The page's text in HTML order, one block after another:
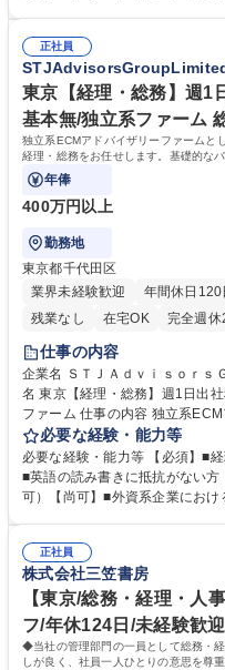
く 進行管理能力や調整力など
す。 ※業務の変更範囲：会社の定める業務※ 募集職
務】未経験歓迎/土日祝休/エンタ
体感しながら、社会貢献性の高
ルーティンワークに留まらず、
など、自らの裁量で組織の仕組
■土日祝休みで、プライベート
す。 学歴・資格 学歴：大学院 大学 高専 短大 専修学校 高校 語学力： 資
格：
正社員
東京【経理・総務】週1
基本無/独立系ファーム
独立系ECMアドバイザリーファームと
経理・総務をお任せします。基礎的な
任担当として広く活躍できる環境です。
年俸
400万円以上
勤務地
東京都千代田区
業界未経験歓迎
年間休日120
残業なし
在宅OK 完全週休
仕事の内容
企業名 ＳＴＪＡｄｖｉｓｏｒｓＧ
名 東京【経理・総務】週1日出
ファーム 仕事の内容 独立系ECMアドバイザリーファームとして上場前後
の資本市場戦略を設計する当社
バックオフィス業務からスター
できる環境です。 ■日常経理、月次および年次決算サポート業務 ■本国
（グローバル）との英文メール
業務をお任せします。残業も基
を進めやすく定着率の高い環境です。 募集職種 東京【経理・総
出社程度のリモート中心/残業基
必要な経験・能力等
必要な経験・能力等 【必須】■
■英語の読み書きに抵抗がない
可）【尚可】■外資系企業にお
【働き方について】現在は週4日
ライフバランスを重視する方に
談可）。【求める人物像】幅広
社内外と円滑にコミュニケーショ
歴・資格 学歴：大学院 大学 高
正社員
株式会社三笠書房
【東京/総務・経理・人
フ/年休124日/未経験歓
◆当社の管理部門の一員として総務・
しが良く、社員一人ひとりの意思を尊